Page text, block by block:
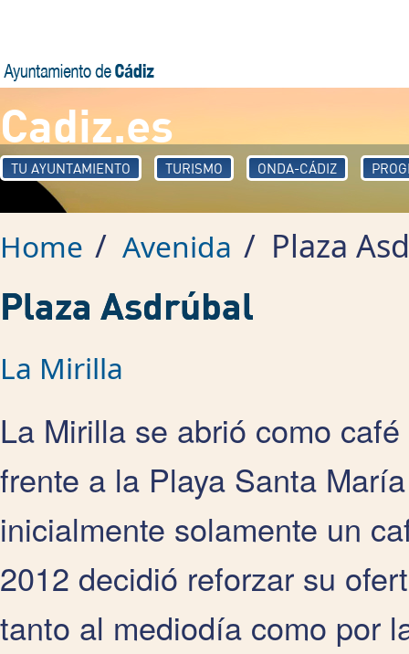
Cadiz.es
TU AYUNTAMIENTO TURISMO ONDA-CÁDIZ
Home / Avenida / Plaza
Plaza Asdrúbal
La Mirilla
La Mirilla se abrió como
frente a la Playa Santa
inicialmente solamente un
2012 decidió reforzar su
tanto al mediodía como por